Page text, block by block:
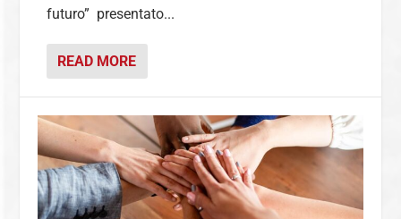
futuro” presentato...
READ MORE